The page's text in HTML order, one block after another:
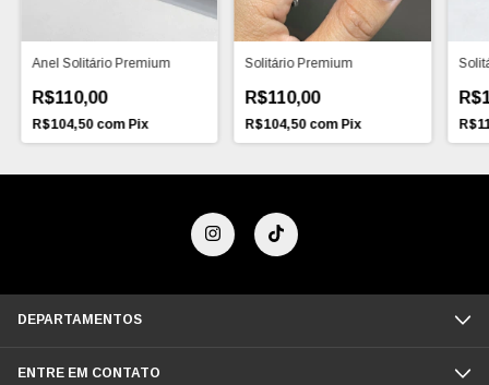
Anel Solitário Premium
R$110,00
R$104,50 com Pix
Solitário Premium
R$110,00
R$104,50 com Pix
DEPARTAMENTOS
ENTRE EM CONTATO